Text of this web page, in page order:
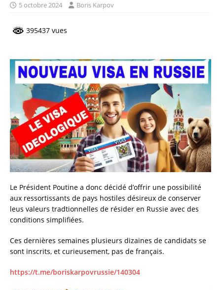
5 octobre 2024 Boris Karpov
395437 vues
Le Président Poutine a donc décidé d’offrir une possibilité
aux ressortissants de pays hostiles désireux de conserver
leus valeurs tradtionnelles de résider en Russie avec des
conditions simplifiées.
Ces dernières semaines plusieurs dizaines de candidats se
sont inscrits, et curieusement, pas de français.
https://t.me/boriskarpovrussie/140304